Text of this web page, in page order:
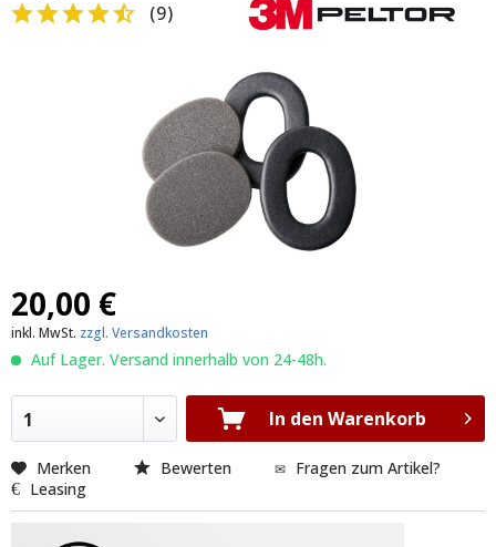
(9)
20,00 €
inkl. MwSt. zzgl. Versandkosten
Auf Lager. Versand innerhalb von 24-48h.
1 In den Warenkorb
Merken Bewerten
Fragen zum Artikel?
Leasing